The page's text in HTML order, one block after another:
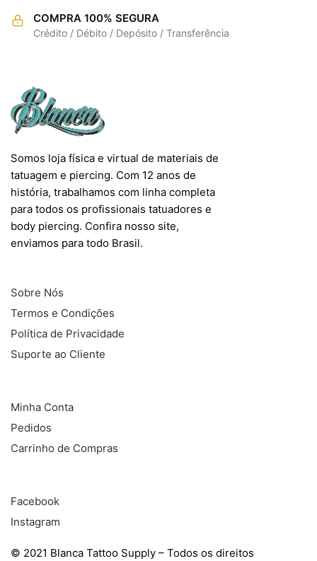
COMPRA 100% SEGURA
Crédito / Débito / Depósito / Transferência
Somos loja física e virtual de materiais de
tatuagem e piercing. Com 12 anos de
história, trabalhamos com linha completa
para todos os profissionais tatuadores e
body piercing. Confira nosso site,
enviamos para todo Brasil.
Sobre Nós
Termos e Condições
Política de Privacidade
Suporte ao Cliente
Minha Conta
Pedidos
Carrinho de Compras
Facebook
Instagram
© 2021 Blanca Tattoo Supply – Todos os direitos